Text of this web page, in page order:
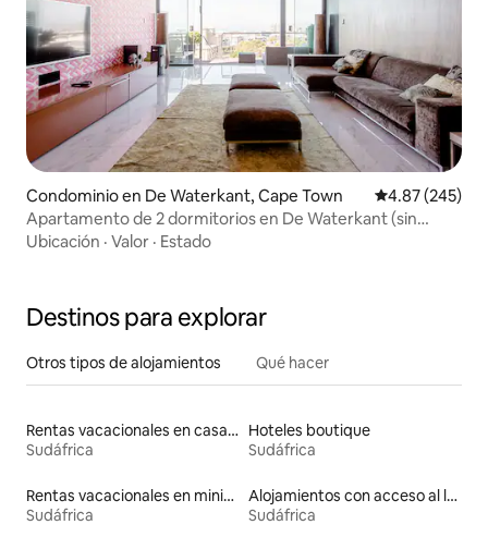
Condominio en De Waterkant, Cape Town Calificación
4.87 (245)
Apartamento de 2 dormitorios en De Waterkant (sin
restricción de carga)
Ubicación · Valor · Estado
Destinos para explorar
Otros tipos de alojamientos Qué hacer
Rentas vacacionales en casas adosadas
Sudáfrica
Hoteles boutique
Sudáfrica
Rentas vacacionales en minicasas
Sudáfrica
Alojamientos con acceso al lago
Sudáfrica